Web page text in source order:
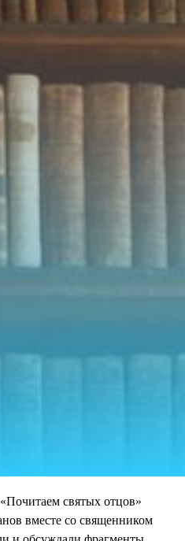
святых отцов»
вместе со священником